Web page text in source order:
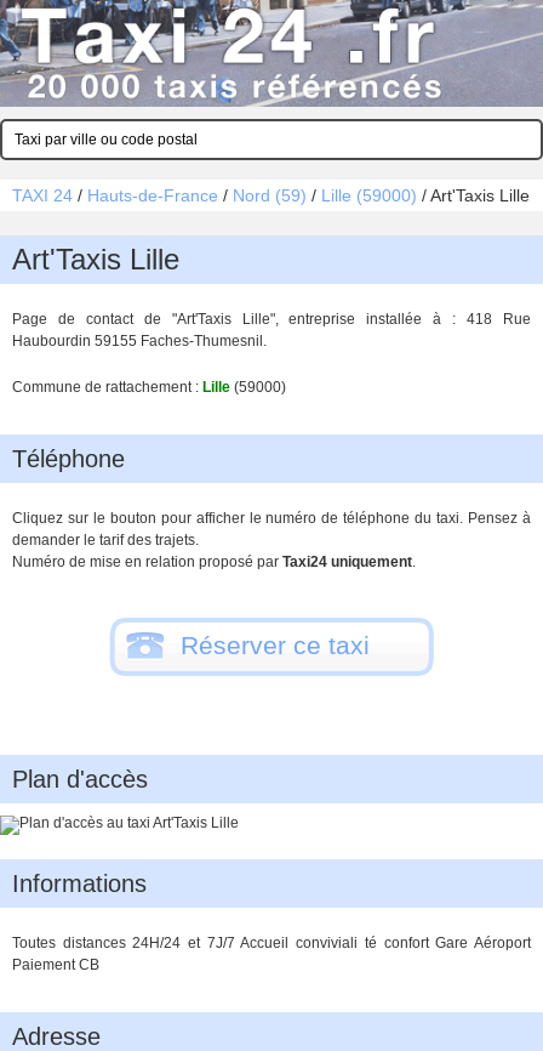
TAXI 24 / Hauts-de-France / Nord (59) / Lille (59000) /Art'Taxis Lille
Art'Taxis Lille
Page de contact de "Art'Taxis Lille", entreprise installée à : 418 Rue
Haubourdin 59155 Faches-Thumesnil.
Commune de rattachement : Lille (59000)
Téléphone
Cliquez sur le bouton pour afficher le numéro de téléphone du taxi. Pensez à
demander le tarif des trajets.
Numéro de mise en relation proposé par Taxi24 uniquement.
Réserver ce taxi
Plan d'accès
Informations
Toutes distances 24H/24 et 7J/7 Accueil conviviali té confort Gare Aéroport
Paiement CB
Adresse